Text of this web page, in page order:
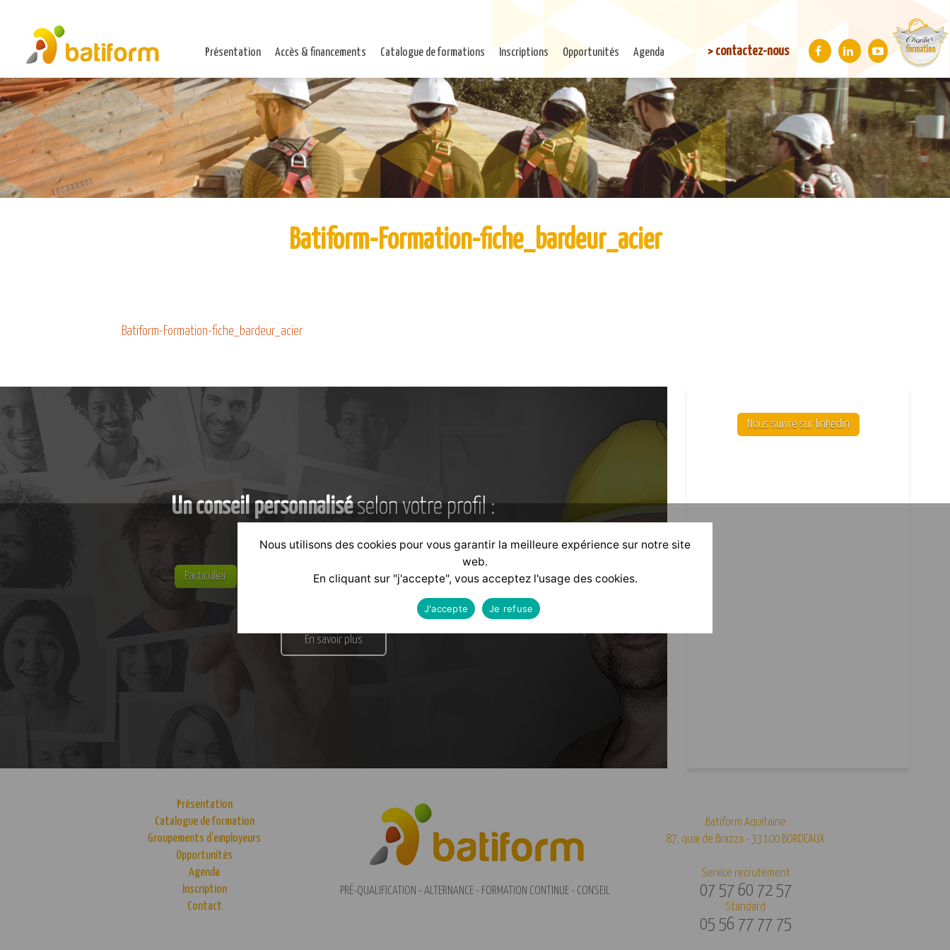
Présentation Accès & financements Catalogue de formations Inscriptions Opportunités Agenda > contactez-nous
Batiform-Formation-fiche_bardeur_acier
Batiform-Formation-fiche_bardeur_acier
Un conseil personnaliséselon votre profil :
Particulier Formateur Financeur
En savoir plus
Nous suivre sur linkedin
Présentation
Catalogue de formation
Groupements d’employeurs
Opportunités
Agenda
Inscription
Contact
PRÉ-QUALIFICATION - ALTERNANCE - FORMATION CONTINUE - CONSEIL
Batiform Aquitaine
87, quai de Brazza - 33100 BORDEAUX
Service recrutement
07 57 60 72 57
Standard
05 56 77 77 75
Nous utilisons des cookies pour vous garantir la meilleure expérience sur notre site
web.
En cliquant sur "j'accepte", vous acceptez l'usage des cookies.
J'accepte Je refuse